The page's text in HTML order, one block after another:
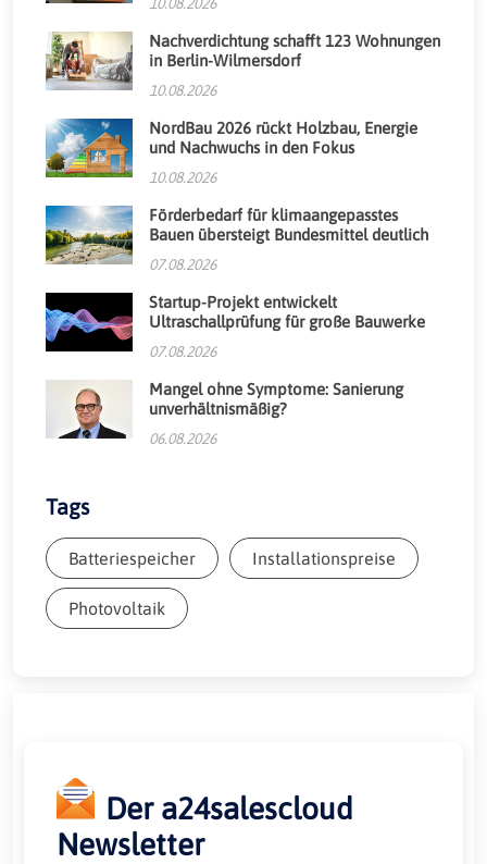
10.08.2026
Nachverdichtung schafft 123 Wohnungen
in Berlin-Wilmersdorf
10.08.2026
NordBau 2026 rückt Holzbau, Energie
und Nachwuchs in den Fokus
10.08.2026
Förderbedarf für klimaangepasstes
Bauen übersteigt Bundesmittel deutlich
07.08.2026
Startup-Projekt entwickelt
Ultraschallprüfung für große Bauwerke
07.08.2026
Mangel ohne Symptome: Sanierung
unverhältnismäßig?
06.08.2026
Tags
Batteriespeicher Installationspreise
Photovoltaik
Der a24salescloud
Newsletter